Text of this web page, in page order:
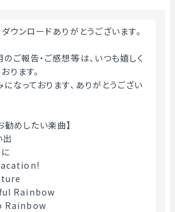
ダウンロードありがとうございます。
ご報告・ご感想等は、いつも嬉しく
ります。
なっております、ありがとうござい
勧めしたい楽曲】
出
Rainbow
Rainbow